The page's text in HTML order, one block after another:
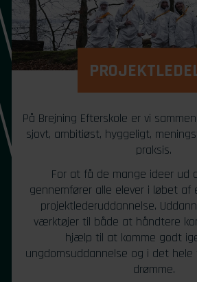
På Brejning Efterskole er vi
sjovt, ambitiøst, hyggeligt,
praksis.
For at få de mange ideer ud
gennemfører alle elever i løbet af
projektlederuddannelse.
værktøjer til både at håndtere
hjælp til at komme godt
ungdomsuddannelse og i det
drømme.